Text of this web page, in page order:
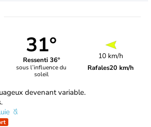
31°
Ressenti 36°
sous l’influence du
soleil
10 km/h
Rafales20 km/h
devenant variable.